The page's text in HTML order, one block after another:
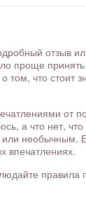
отзыв
проще
том, что стоит
от
а что нет,
или необычным.
впечатлениях.
правила